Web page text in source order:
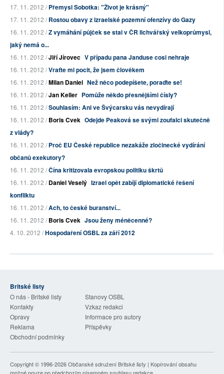
17. 11. 2012 /Přemysl Sobotka: "Život je krásný"
17. 11. 2012 /Rostou obavy z izraelské pozemní ofenzívy do Gazy
16. 11. 2012 /Z vymáhání půjček se stal v ČR lichvářský velkoprůmysl,
jaký nemá o...
16. 11. 2012 /Jiří Jírovec V případu pana Janduse cosi nehraje
16. 11. 2012 /Vraťte mi pocit, že jsem člověkem
16. 11. 2012 /Milan Daniel Než něco podepíšete, poraďte se!
16. 11. 2012 /Jan Keller Pomůže někdo přesnějšími čísly?
16. 11. 2012 /Souhlasím: Ani ve Švýcarsku vás nevydírají
16. 11. 2012 /Boris Cvek Odejde Peaková se svými zoufalci skutečně
z vlády?
16. 11. 2012 /Proč EU České republice nezakáže zločinecké vydírání
občanů exekutory?
16. 11. 2012 /Čína kritizovala evropskou politiku škrtů
16. 11. 2012 /Daniel Veselý Izrael opět zabíjí diplomatické řešení
konfliktu
16. 11. 2012 /Ach, to české buranství...
16. 11. 2012 /Boris Cvek Jsou ženy méněcenné?
4. 10. 2012 /Hospodaření OSBL za září 2012
Britské listy
O nás - Britské listy
Stanovy OSBL
Kontakty
Vzkaz redakci
Opravy
Informace pro autory
Reklama
Příspěvky
Obchodní podmínky
Copyright © 1996-2026Občanské sdružení Britské listy | Kopírování obsahu